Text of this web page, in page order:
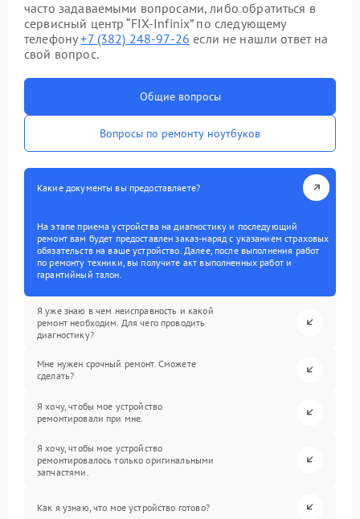
часто задаваемыми вопросами, либо обратиться в
сервисный центр “FIX-Infinix” по следующему
телефону+7 (382) 248-97-26 если не нашли ответ на
свой вопрос.
Общие вопросы
Вопросы по ремонту ноутбуков
Какие документы вы предоставляете?
На этапе приема устройства на диагностику и последующий
ремонт вам будет предоставлен заказ-наряд с указанием страховых
обязательств на ваше устройство. Далее, после выполнения работ
по ремонту техники, вы получите акт выполненных работ и
гарантийный талон.
Я уже знаю в чем неисправность и какой
ремонт необходим. Для чего проводить
диагностику?
Мне нужен срочный ремонт. Сможете
сделать?
Я хочу, чтобы мое устройство
ремонтировали при мне.
Я хочу, чтобы мое устройство
ремонтировалось только оригинальными
запчастями.
Как я узнаю, что мое устройство готово?